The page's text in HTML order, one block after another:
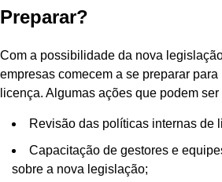
Preparar?
Com a possibilidade da nova
empresas comecem a se preparar
licença. Algumas ações que podem
Revisão das políticas internas de
Capacitação de gestores e
sobre a nova legislação;